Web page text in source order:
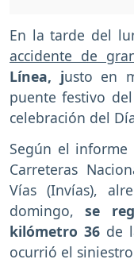
En la tarde del
accidente de
Línea, justo en
puente festivo
celebración del
Según el
Carreteras
Vías (Invías),
domingo,se
kilómetro 36 de
ocurrió el